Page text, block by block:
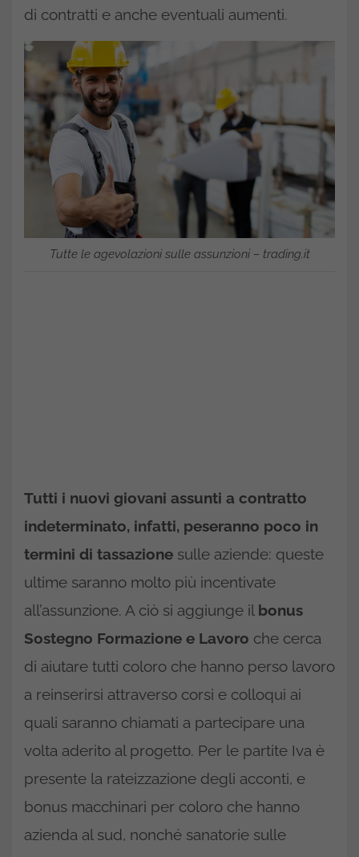
di contratti e anche eventuali aumenti.
Tutte le agevolazioni sulle assunzioni – trading.it
Tutti i nuovi giovani assunti a contratto
indeterminato, infatti, peseranno poco in
termini di tassazione sulle aziende: queste
ultime saranno molto più incentivate
all’assunzione. A ciò si aggiunge il bonus
Sostegno Formazione e Lavoro che cerca
di aiutare tutti coloro che hanno perso lavoro
a reinserirsi attraverso corsi e colloqui ai
quali saranno chiamati a partecipare una
volta aderito al progetto. Per le partite Iva è
presente la rateizzazione degli acconti, e
bonus macchinari per coloro che hanno
azienda al sud, nonché sanatorie sulle